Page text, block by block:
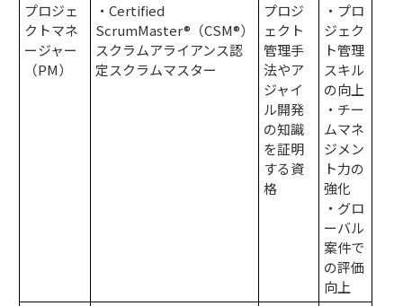
プロジェ
クトマネ
ージャー
（PM）
・Certified
ScrumMaster®（CSM®）
スクラムアライアンス認
定スクラムマスター
プロジ
ェクト
管理手
法やア
ジャイ
ル開発
の知識
を証明
する資
格
・プロ
ジェク
ト管理
スキル
の向上
・チー
ムマネ
ジメン
ト力の
強化
・グロ
ーバル
案件で
の評価
向上